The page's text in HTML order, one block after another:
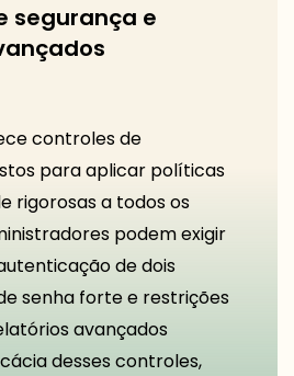
segurança e
controles de
para aplicar políticas
rigorosas a todos os
podem exigir
de dois
senha forte e restrições
avançados
desses controles,